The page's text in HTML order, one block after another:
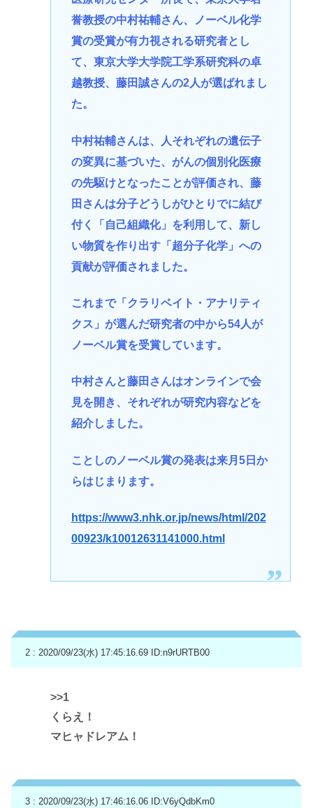
誉教授の中村祐輔さん、ノーベル化学
賞の受賞が有力視される研究者とし
て、東京大学大学院工学系研究科の卓
越教授、藤田誠さんの2人が選ばれまし
た。
中村祐輔さんは、人それぞれの遺伝子
の変異に基づいた、がんの個別化医療
の先駆けとなったことが評価され、藤
田さんは分子どうしがひとりでに結び
付く「自己組織化」を利用して、新し
い物質を作り出す「超分子化学」への
貢献が評価されました。
これまで「クラリベイト・アナリティ
クス」が選んだ研究者の中から54人が
ノーベル賞を受賞しています。
中村さんと藤田さんはオンラインで会
見を開き、それぞれが研究内容などを
紹介しました。
ことしのノーベル賞の発表は来月5日か
らはじまります。
https://www3.nhk.or.jp/news/html/202
00923/k10012631141000.html
2 : 2020/09/23(水) 17:45:16.69 ID:n9rURTB00
>>1
くらえ！
マヒャドレアム！
3 : 2020/09/23(水) 17:46:16.06 ID:V6yQdbKm0